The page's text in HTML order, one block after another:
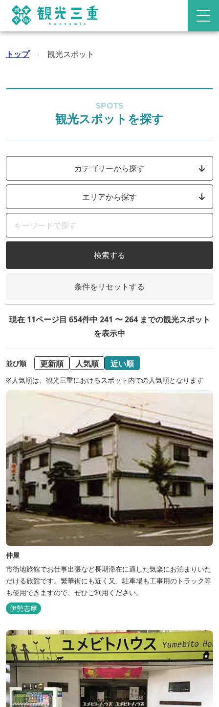
トップ › 観光スポット
SPOTS
観光スポットを探す
カテゴリーから探す
エリアから探す
検索する
条件をリセットする
現在 11ページ目 654件中 241 〜 264 までの観光スポット
を表示中
並び順 更新順 人気順 近い順
※人気順は、観光三重におけるスポット内での人気順となります
仲屋
市街地旅館でお仕事出張など長期滞在に適した気楽にお泊まりいた
だける旅館です。繁華街にも近く又、駐車場も工事用のトラック等
も使用できますので、ぜひご利用ください。
伊勢志摩